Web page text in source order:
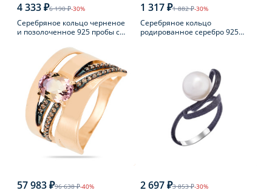
4 333 ₽6 190 ₽-30%
Серебряное кольцо черненое
и позолоченное 925 пробы с
1 317 ₽1 882 ₽-30%
Серебряное кольцо
родированное серебро 925
57 983 ₽96 638 ₽-40% 2 697 ₽3 853 ₽-30%